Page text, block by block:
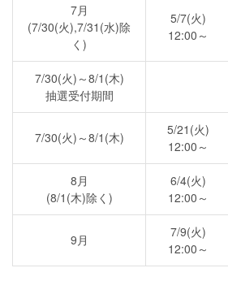
7月
(7/30(火),7/31(水)除
く)
5/7(火)
12:00～
7/30(火)～8/1(木)
抽選受付期間
7/30(火)～8/1(木)
5/21(火)
12:00～
8月
(8/1(木)除く)
6/4(火)
12:00～
9月
7/9(火)
12:00～